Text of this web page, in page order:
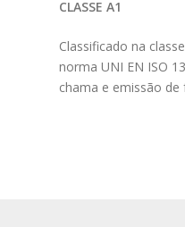
CLASSE A1
Classificado na
norma UNI EN ISO
chama e emissão de